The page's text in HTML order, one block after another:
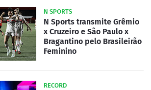
N SPORTS
N Sports transmite Grêmio
x Cruzeiro e São Paulo x
Bragantino pelo Brasileirão
Feminino
RECORD